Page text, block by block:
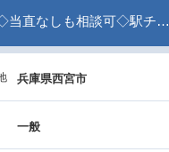
◇当直なしも相談可◇駅チ…
兵庫県西宮市
一般